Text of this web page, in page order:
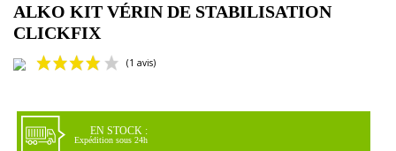
ALKO KIT VÉRIN DE STABILISATION
CLICKFIX
EN STOCK :
Expédition sous 24h